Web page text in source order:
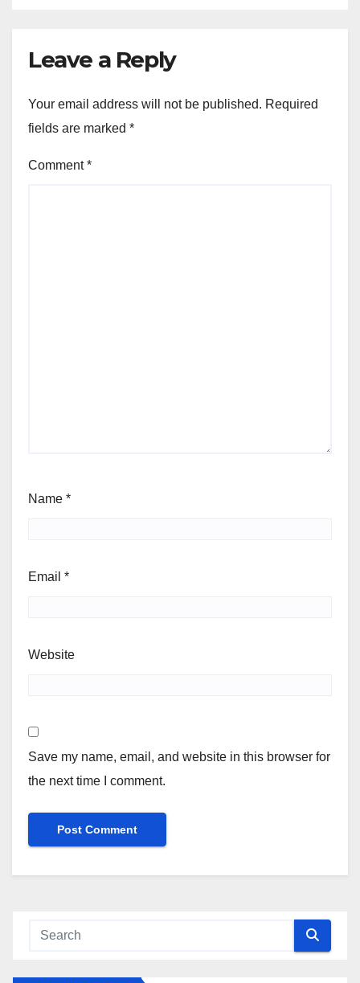
Leave a Reply
Your email address will not be published. Required
fields are marked *
Comment*
Name *
Email *
Website
Save my name, email, and website in this browser for
the next time I comment.